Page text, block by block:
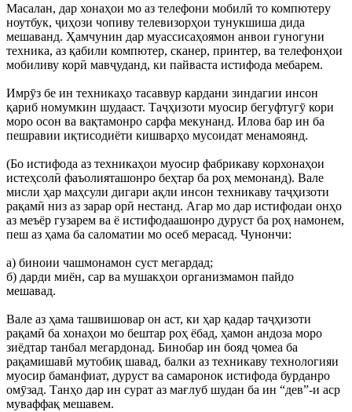
Масалан, дар хонаҳои мо аз телефони мобилӣ то компютеру
ноутбук, ҷиҳози чопиву телевизорҳои тунукшиша дида
мешаванд. Ҳамчунин дар муассисаҳоямон анвои гуногуни
техника, аз қабили компютер, сканер, принтер, ва телефонҳои
мобиливу корӣ мавҷуданд, ки пайваста истифода мебарем.
Имрӯз бе ин техникаҳо тасаввур кардани зиндагии инсон
қариб номумкин шудааст. Таҷҳизоти муосир бегуфтугӯ кори
моро осон ва вақтамонро сарфа мекунанд. Илова бар ин ба
пешравии иқтисодиёти кишварҳо мусоидат менамоянд.
(Бо истифода аз техникаҳои муосир фабрикаву корхонаҳои
истеҳсолӣ фаъолияташонро беҳтар ба роҳ мемонанд). Вале
мисли ҳар маҳсули дигари ақли инсон техникаву таҷҳизоти
рақамӣ низ аз зарар орӣ нестанд. Агар мо дар истифодаи онҳо
аз меъёр гузарем ва ё истифодаашонро дуруст ба роҳ намонем,
пеш аз ҳама ба саломатии мо осеб мерасад. Чунончи:
а) биноии чашмонамон суст мегардад;
б) дарди миён, сар ва мушакҳои организмамон пайдо
мешавад.
Вале аз ҳама ташвишовар он аст, ки ҳар қадар таҷҳизоти
рақамӣ ба хонаҳои мо бештар роҳ ёбад, ҳамон андоза моро
зиёдтар танбал мегардонад. Бинобар ин бояд ҷомеа ба
рақамишавӣ мутобиқ шавад, балки аз техникаву технологияи
муосир баманфиат, дуруст ва самаронок истифода бурданро
омӯзад. Танҳо дар ин сурат аз мағлуб шудан ба ин “дев”-и аср
муваффақ мешавем.